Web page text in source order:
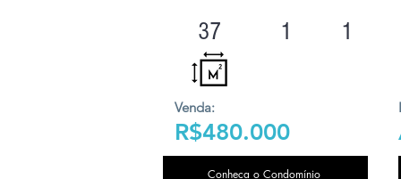
37 1 1
Venda:
R$480.000
Conheça o Condomínio